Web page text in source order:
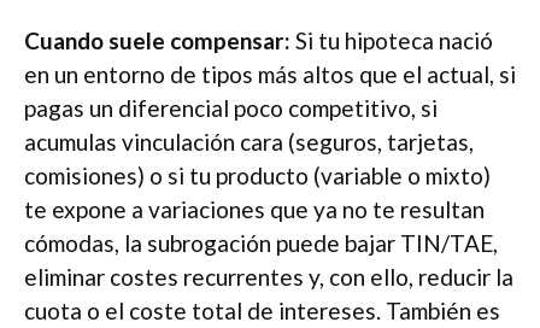
Cuando suele compensar: Si tu hipoteca nació
en un entorno de tipos más altos que el actual, si
pagas un diferencial poco competitivo, si
acumulas vinculación cara (seguros, tarjetas,
comisiones) o si tu producto (variable o mixto)
te expone a variaciones que ya no te resultan
cómodas, la subrogación puede bajar TIN/TAE,
eliminar costes recurrentes y, con ello, reducir la
cuota o el coste total de intereses. También es